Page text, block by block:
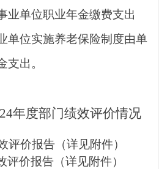
业单位职业年金缴费支出
单位实施养老保险制度由单
支出。
4年度部门绩效评价情况
评价报告 （详见附件）
评价报告 （详见附件）